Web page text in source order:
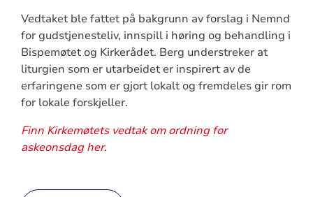
Vedtaket ble fattet på bakgrunn av forslag i Nemnd
for gudstjenesteliv, innspill i høring og behandling i
Bispemøtet og Kirkerådet. Berg understreker at
liturgien som er utarbeidet er inspirert av de
erfaringene som er gjort lokalt og fremdeles gir rom
for lokale forskjeller.
Finn Kirkemøtets vedtak om ordning for
askeonsdag her.